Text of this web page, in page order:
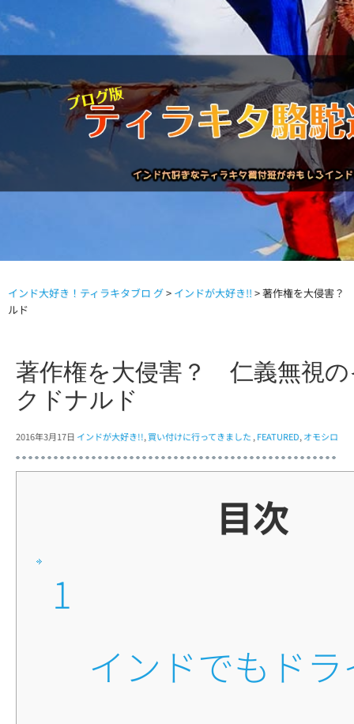
駱駝通信バックナンバー
インド大好き！ティラキタブロ グ> インドが大好き!! >著作権を大侵害？
ルド
著作権を大侵害？ 仁義無視
クドナルド
2016年3月17日 インドが大好き!!, 買い付けに行ってきました , FEATURED, オモシロ
目次
1